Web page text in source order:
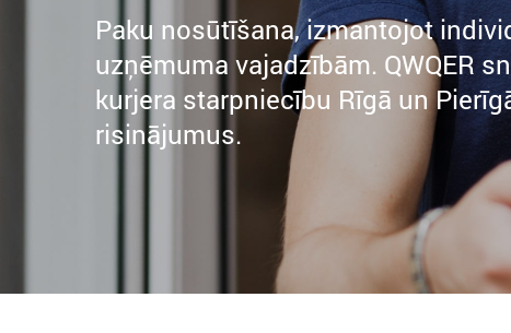
Paku nosūtīšana, izmantojot
uzņēmuma vajadzībām. QWQER
kurjera starpniecību Rīgā un
risinājumus.